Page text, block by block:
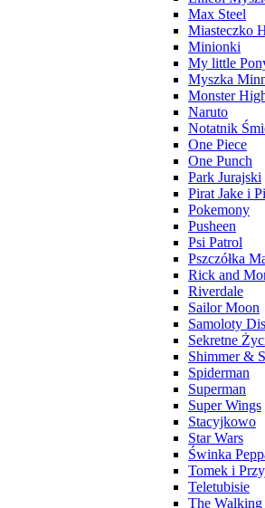
Max Steel
Miasteczko
Minionki
My little
Myszka
Monster
Naruto
Notatnik
One Piece
One Punch
Park Jurajski
Pirat Jake i
Pokemony
Pusheen
Psi Patrol
Pszczółka
Rick and
Riverdale
Sailor Moon
Samoloty
Sekretne
Shimmer &
Spiderman
Superman
Super Wings
Stacyjkowo
Star Wars
Świnka
Tomek i
Teletubisie
The Walking